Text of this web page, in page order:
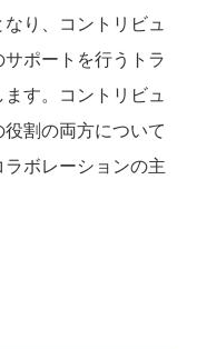
り、コントリビュ
ポートを行うトラ
す。コントリビュ
割の両方について
ボレーションの主